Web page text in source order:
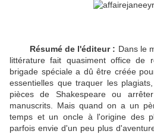
Résumé de l'éditeur : Dans le
littérature fait quasiment office de
brigade spéciale a dû être créée
essentielles que traquer les
pièces de Shakespeare ou
manuscrits. Mais quand on a un
temps et un oncle à l'origine des
parfois envie d'un peu plus